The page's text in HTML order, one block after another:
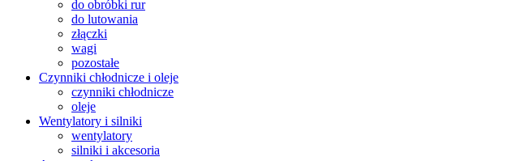
do obróbki rur
do lutowania
złączki
wagi
pozostałe
Czynniki chłodnicze i oleje
czynniki chłodnicze
oleje
Wentylatory i silniki
wentylatory
silniki i akcesoria